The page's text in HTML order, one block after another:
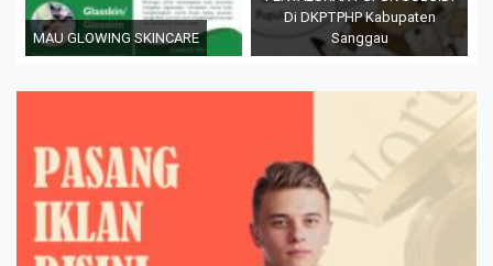
MAU GLOWING SKINCARE
Di DKPTPHP Kabupaten
Sanggau